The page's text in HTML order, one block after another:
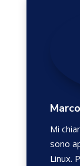
Mi
sono
Linux.